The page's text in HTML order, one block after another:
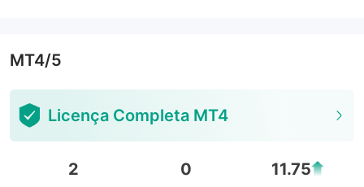
MT4/5
Licença Completa MT4
2 0 11.75